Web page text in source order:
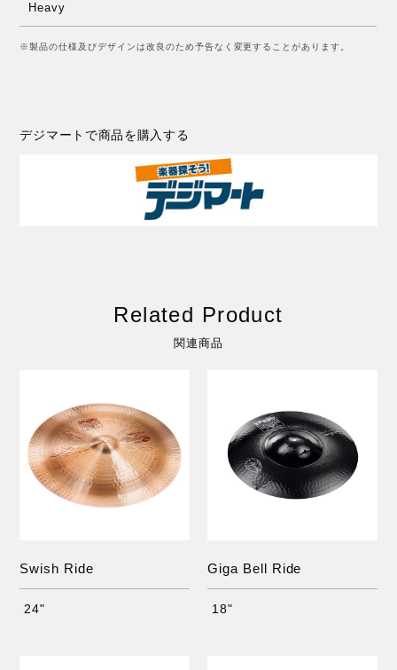
Heavy
※製品の仕様及びデザインは改良のため予告なく変更することがあります。
デジマートで商品を購入する
Related Product
関連商品
Swish Ride
24"
Giga Bell Ride
18"